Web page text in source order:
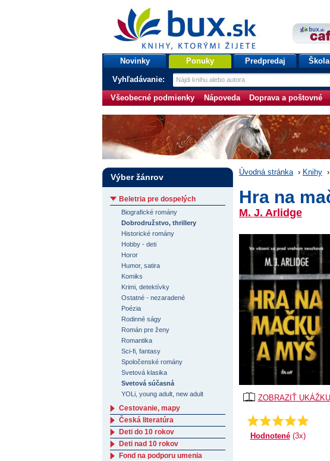
bux.sk
knihy, ktorými žijete
Úvodná stránka
Novinky Ponuky Predpredaj
Vyhľadávanie:
Všeobecné podmienky Nápoveda Doprava a poštovné
Úvodná stránka › Knihy ›
Hra na
M. J. Arlidge
ZOBRAZIŤ UKÁŽKU
Priemer:
5.0
Hodnotené(3x)
Výber žánrov
Beletria pre dospelých
Biografické romány
Dobrodružstvo, thrillery
Historické romány
Hobby - deti
Horor
Humor, satira
Komiks
Krimi, detektívky
Ostatné - nezaradené
Poézia
Rodinné ságy
Román pre ženy
Romantika
Sci-fi, fantasy
Spoločenské romány
Svetová klasika
Svetová súčasná
YOLi, young adult, new adult
Cestovanie, mapy
Česká literatúra
Deti do 10 rokov
Deti nad 10 rokov
Fond na podporu umenia